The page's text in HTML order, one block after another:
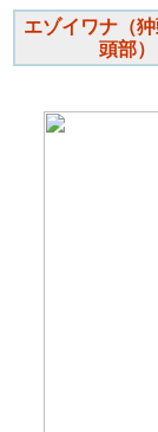
エゾイワナ（
頭部）